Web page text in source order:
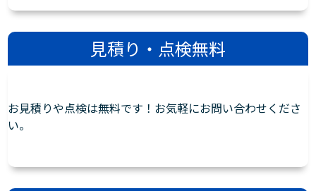
見積り・点検無料
お見積りや点検は無料です！お気軽にお問い合わせくださ
い。